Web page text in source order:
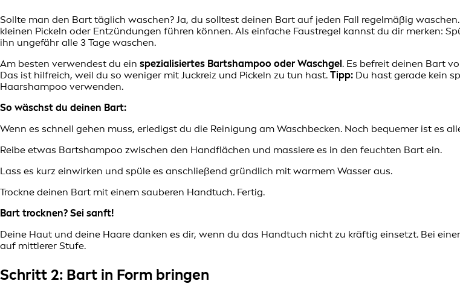
Sollte man den Bart täglich waschen? Ja, du solltest deinen Bart auf jeden Fall regelmäßig
kleinen Pickeln oder Entzündungen führen können. Als einfache Faustregel kannst du dir merken:
ihn ungefähr alle 3 Tage waschen.
Am besten verwendest du ein spezialisiertes Bartshampoo oder Waschgel. Es befreit deinen Bart
Das ist hilfreich, weil du so weniger mit Juckreiz und Pickeln zu tun hast. Tipp: Du hast gerade kein
Haarshampoo verwenden.
So wäschst du deinen Bart:
Wenn es schnell gehen muss, erledigst du die Reinigung am Waschbecken. Noch bequemer ist es
Reibe etwas Bartshampoo zwischen den Handflächen und massiere es in den feuchten Bart ein.
Lass es kurz einwirken und spüle es anschließend gründlich mit warmem Wasser aus.
Trockne deinen Bart mit einem sauberen Handtuch. Fertig.
Bart trocknen? Sei sanft!
Deine Haut und deine Haare danken es dir, wenn du das Handtuch nicht zu kräftig einsetzt. Bei
auf mittlerer Stufe.
Schritt 2: Bart in Form bringen